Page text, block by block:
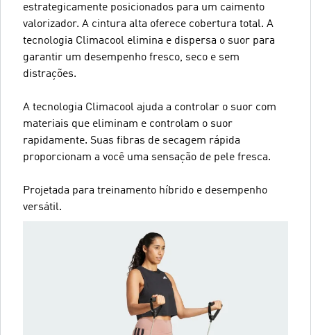
estrategicamente posicionados para um caimento
valorizador. A cintura alta oferece cobertura total. A
tecnologia Climacool elimina e dispersa o suor para
garantir um desempenho fresco, seco e sem
distrações.
A tecnologia Climacool ajuda a controlar o suor com
materiais que eliminam e controlam o suor
rapidamente. Suas fibras de secagem rápida
proporcionam a você uma sensação de pele fresca.
Projetada para treinamento híbrido e desempenho
versátil.